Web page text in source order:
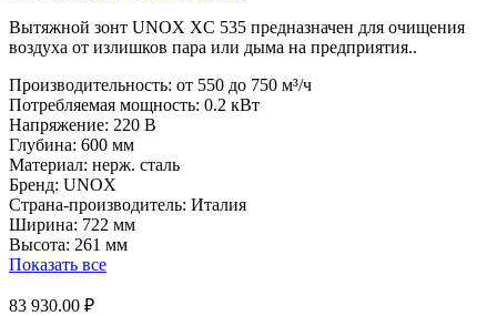
Вытяжной зонт UNOX XC 535 предназначен для очищения
воздуха от излишков пара или дыма на предприятия..
Производительность: от 550 до 750 м³/ч
Потребляемая мощность: 0.2 кВт
Напряжение: 220 В
Глубина: 600 мм
Материал: нерж. сталь
Бренд: UNOX
Страна-производитель: Италия
Ширина: 722 мм
Высота: 261 мм
Показать все
83 930.00 ₽